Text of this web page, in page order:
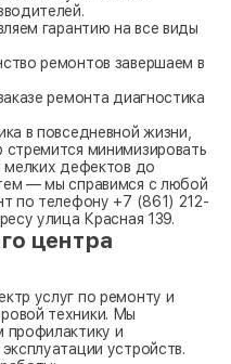
гарантию на все виды
ремонтов завершаем в
ремонта диагностика
в повседневной жизни,
минимизировать
мелких дефектов до
— мы справимся с любой
по телефону +7 (861) 212-
улица Красная 139.
центра
услуг по ремонту и
техники. Мы
профилактику и
устройств.